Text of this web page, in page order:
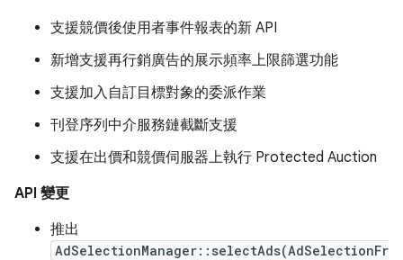
支援競價後使用者事件報表的新 API
新增支援再行銷廣告的展示頻率上限篩選功能
支援加入自訂目標對象的委派作業
刊登序列中介服務鏈截斷支援
支援在出價和競價伺服器上執行 Protected Auction
API 變更
推出
AdSelectionManager::selectAds(AdSelectionFr